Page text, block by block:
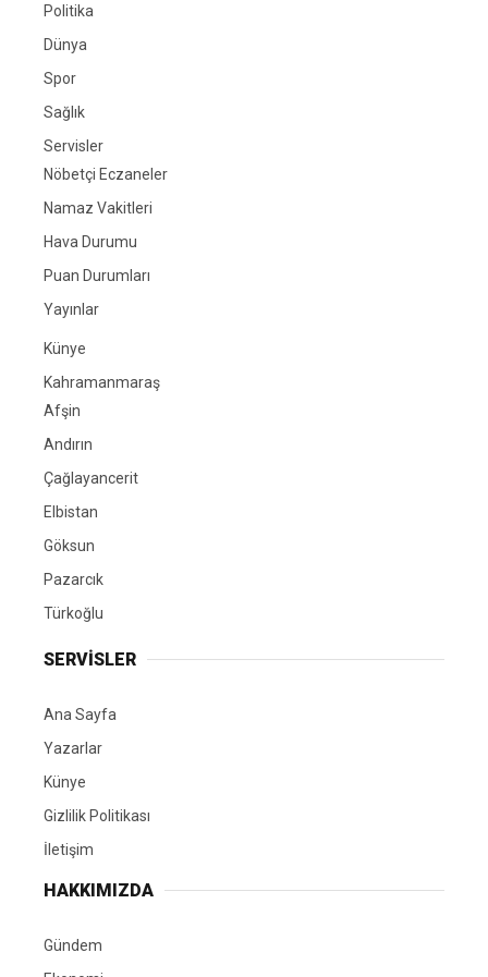
Politika
Dünya
Spor
Sağlık
Servisler
Nöbetçi Eczaneler
Namaz Vakitleri
Hava Durumu
Puan Durumları
Yayınlar
Künye
Kahramanmaraş
Afşin
Andırın
Çağlayancerit
Elbistan
Göksun
Pazarcık
Türkoğlu
SERVİSLER
Ana Sayfa
Yazarlar
Künye
Gizlilik Politikası
İletişim
HAKKIMIZDA
Gündem